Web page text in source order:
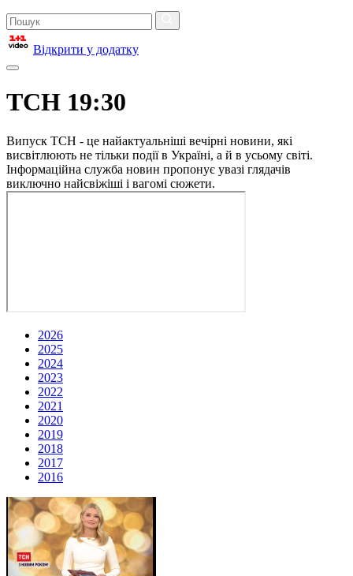
Відкрити у додатку
ТСН 19:30
Випуск ТСН - це найактуальніші вечірні новини, які
висвітлюють не тільки події в Україні, а й в усьому світі.
Інформаційна служба новин пропонує увазі глядачів
виключно найсвіжіші і вагомі сюжети.
2026
2025
2024
2023
2022
2021
2020
2019
2018
2017
2016